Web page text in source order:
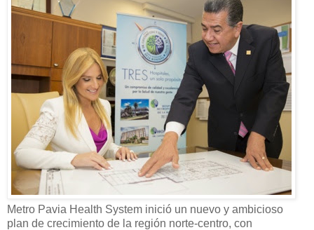
Metro Pavia Health System inició un nuevo y ambicioso
plan de crecimiento de la región norte-centro, con